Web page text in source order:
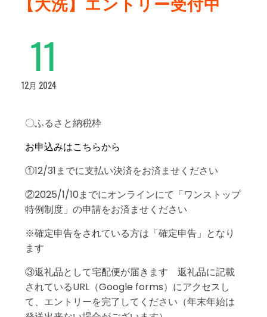
11
12月 2024
〇ふるさと納税枠
お申込みはこちらから
①12/31までに支払い決済をお済ませください
②2025/1/10までにオンラインにて「ワンストップ
特例制度」の申請をお済ませください
※確定申告をされている方は「確定申告」となり
ます
③返礼品として宅配便が届きます 返礼品に記載
されているURL（Google forms）にアクセスし
て、エントリーを完了してください（年末年始は